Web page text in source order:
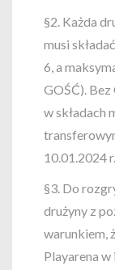
§2. Każda
musi
6, a
GOŚĆ).
w składach
10.01.2024
§3. Do
drużyny z
warunkiem,
Playarena